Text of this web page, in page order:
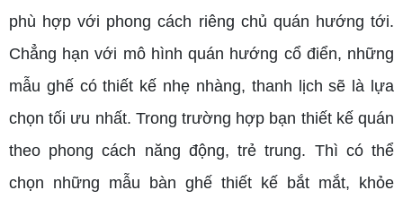
phù hợp với phong cách riêng chủ quán hướng tới.
Chẳng hạn với mô hình quán hướng cổ điển, những
mẫu ghế có thiết kế nhẹ nhàng, thanh lịch sẽ là lựa
chọn tối ưu nhất. Trong trường hợp bạn thiết kế quán
theo phong cách năng động, trẻ trung. Thì có thể
chọn những mẫu bàn ghế thiết kế bắt mắt, khỏe